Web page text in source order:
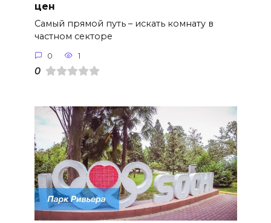
цен
Самый прямой путь – искать комнату в
частном секторе
0 1
0